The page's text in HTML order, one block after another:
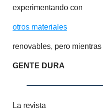
experimentando con
otros materiales
renovables, pero
GENTE DURA
La revista